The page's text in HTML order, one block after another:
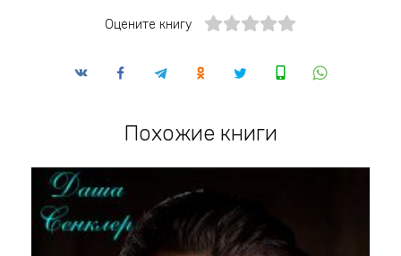
Оцените книгу
Похожие книги